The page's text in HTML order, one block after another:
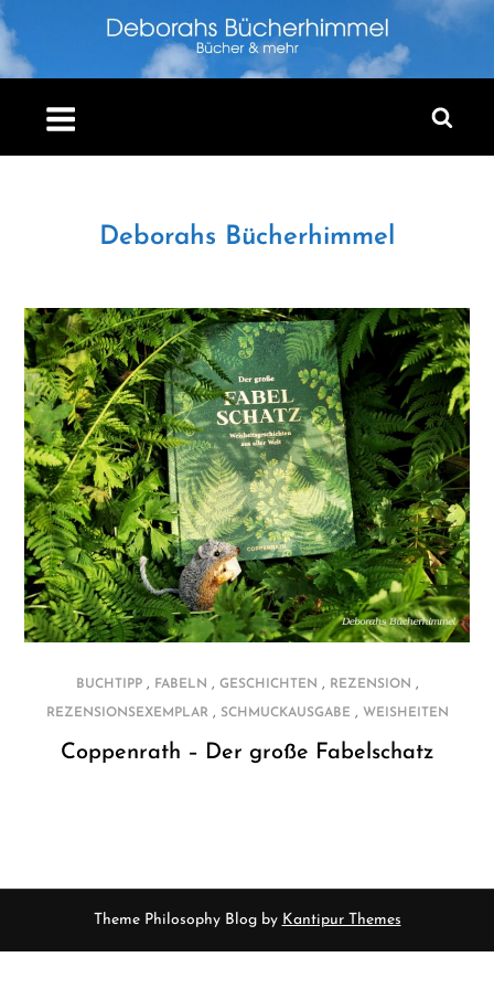
Skip
to
content
Deborahs Bücherhimmel
BUCHTIPP, FABELN , GESCHICHTEN , REZENSION ,
REZENSIONSEXEMPLAR, SCHMUCKAUSGABE , WEISHEITEN
Coppenrath – Der große Fabelschatz
Theme Philosophy Blog by Kantipur Themes